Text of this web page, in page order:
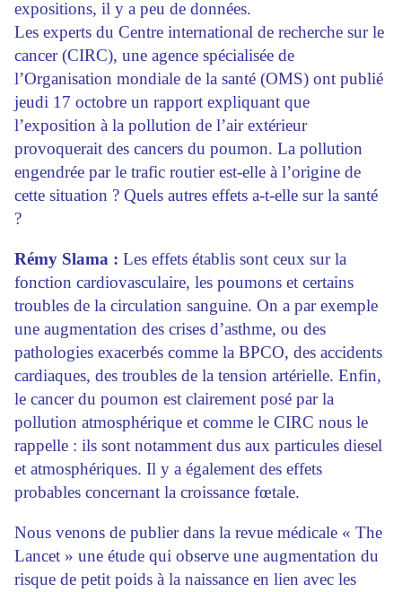
expositions, il y a peu de données.
Les experts du Centre international de recherche sur le
cancer (CIRC), une agence spécialisée de
l’Organisation mondiale de la santé (OMS) ont publié
jeudi 17 octobre un rapport expliquant que
l’exposition à la pollution de l’air extérieur
provoquerait des cancers du poumon. La pollution
engendrée par le trafic routier est-elle à l’origine de
cette situation ? Quels autres effets a-t-elle sur la santé
?
Rémy Slama : Les effets établis sont ceux sur la
fonction cardiovasculaire, les poumons et certains
troubles de la circulation sanguine. On a par exemple
une augmentation des crises d’asthme, ou des
pathologies exacerbés comme la BPCO, des accidents
cardiaques, des troubles de la tension artérielle. Enfin,
le cancer du poumon est clairement posé par la
pollution atmosphérique et comme le CIRC nous le
rappelle : ils sont notamment dus aux particules diesel
et atmosphériques. Il y a également des effets
probables concernant la croissance fœtale.
Nous venons de publier dans la revue médicale « The
Lancet » une étude qui observe une augmentation du
risque de petit poids à la naissance en lien avec les